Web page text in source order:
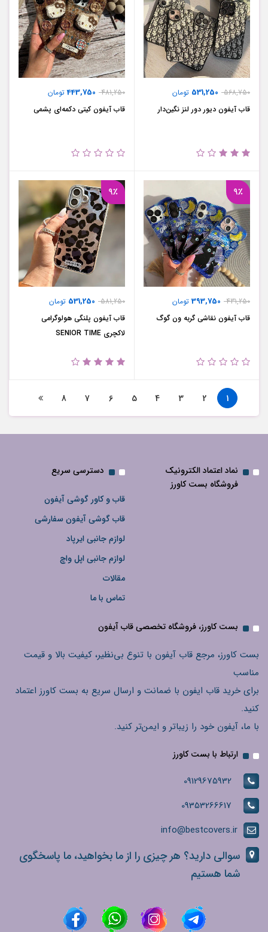
568,750
531,250 تومان
قاب آیفون دیور دور لنز نگین‌دار
481,250
443,750تومان
قاب آیفون کیتی دکمه‌ای پشمی
9٪
431,250
393,750 تومان
قاب آیفون نقاشی گربه ون گوگ
9٪
581,250
531,250 تومان
قاب آیفون پلنگی هولوگرامی
لاکچری SENIOR TIME
1
2
3
4
5
6
7
8
نماد اعتماد الکترونیک
فروشگاه بست کاورز
دسترسی سریع
قاب و کاور گوشی آیفون
قاب گوشی آیفون سفارشی
لوازم جانبی ایرپاد
لوازم جانبی اپل واچ
مقالات
تماس با ما
بست کاورز، فروشگاه تخصصی قاب آیفون
بست کاورز، مرجع قاب آیفون با تنوع بی‌نظیر، کیفیت بالا و قیمت
مناسب
برای خرید قاب ایفون با ضمانت و ارسال سریع به بست کاورز اعتماد
کنید.
با ما، آیفون خود را زیباتر و ایمن‌تر کنید.
ارتباط با بست کاورز
09129675932
09353266617
info@bestcovers.ir
سوالی دارید؟ هر چیزی را از ما بخواهید، ما پاسخگوی
شما هستیم